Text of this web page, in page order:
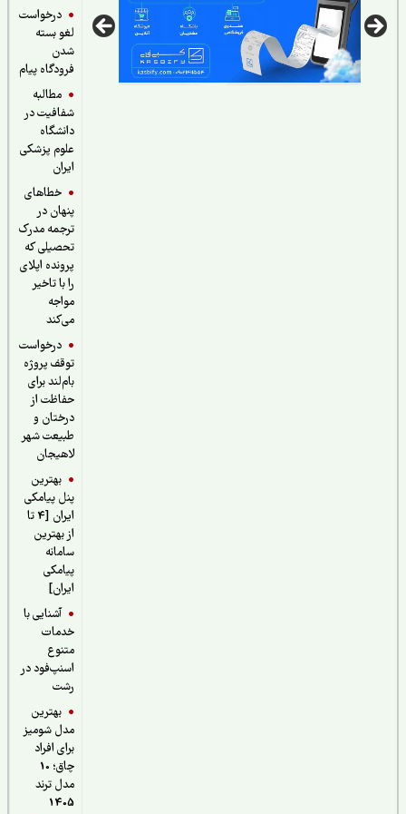
درخواست
لغو بسته
فرودگاه پیام
مطالبه
شفافیت در
دانشگاه
علوم پزشکی
خطاهای
پنهان در
ترجمه مدرک
تحصیلی که
پرونده اپلای
را با تاخیر
درخواست
توقف پروژه
بام‌لند برای
حفاظت از
درختان و
طبیعت شهر
لاهیجان
بهترین
پنل پیامکی
ایران [4 تا
از بهترین
سامانه
پیامکی
آشنایی با
خدمات
اسنپ‌فود در
بهترین
مدل شومیز
برای افراد
چاق؛ 10
مدل ترند